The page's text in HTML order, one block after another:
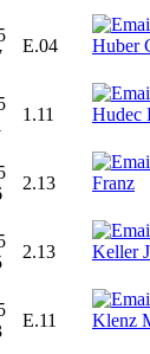
E.04
1.11
2.13
2.13
E.11